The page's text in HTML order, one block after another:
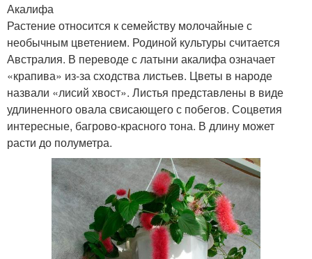
Акалифа
Растение относится к семейству молочайные с
необычным цветением. Родиной культуры считается
Австралия. В переводе с латыни акалифа означает
«крапива» из-за сходства листьев. Цветы в народе
назвали «лисий хвост». Листья представлены в виде
удлиненного овала свисающего с побегов. Соцветия
интересные, багрово-красного тона. В длину может
расти до полуметра.